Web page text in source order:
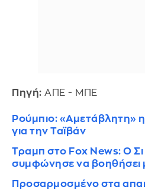
Πηγή: ΑΠΕ - ΜΠΕ
Ρούμπιο: «Αμετάβλητη»
για την Ταϊβάν
Τραμπ στο Fox News: Ο Σι
συμφώνησε να βοηθήσει
Προσαρμοσμένο στα